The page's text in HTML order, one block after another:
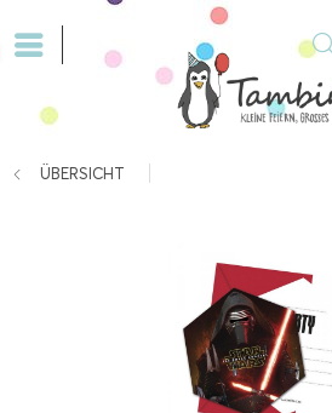
ÜBERSICHT